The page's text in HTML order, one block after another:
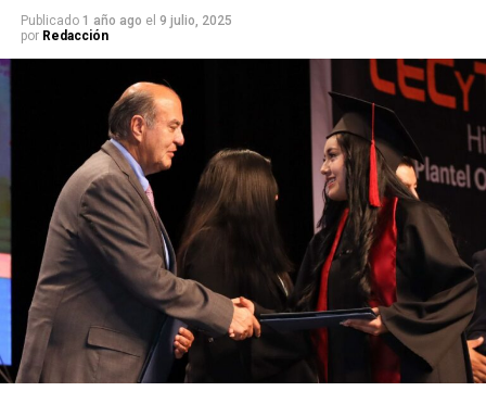
Publicado 1 año ago el 9 julio, 2025
por Redacción